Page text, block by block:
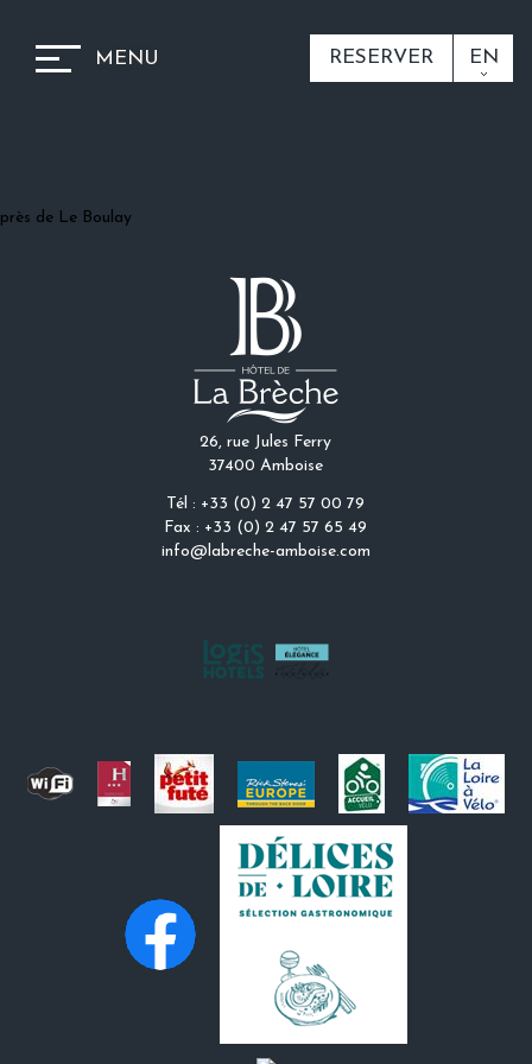
MENU RESERVER EN
près de Le Boulay
26, rue Jules Ferry
37400 Amboise
Tél : +33 (0) 2 47 57 00 79
Fax : +33 (0) 2 47 57 65 49
info@labreche-amboise.com